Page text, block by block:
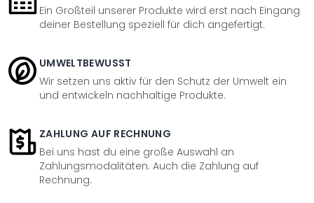
Ein Großteil unserer Produkte wird erst nach Eingang
deiner Bestellung speziell für dich angefertigt.
UMWELTBEWUSST
Wir setzen uns aktiv für den Schutz der Umwelt ein
und entwickeln nachhaltige Produkte.
ZAHLUNG AUF RECHNUNG
Bei uns hast du eine große Auswahl an
Zahlungsmodalitäten. Auch die Zahlung auf
Rechnung.